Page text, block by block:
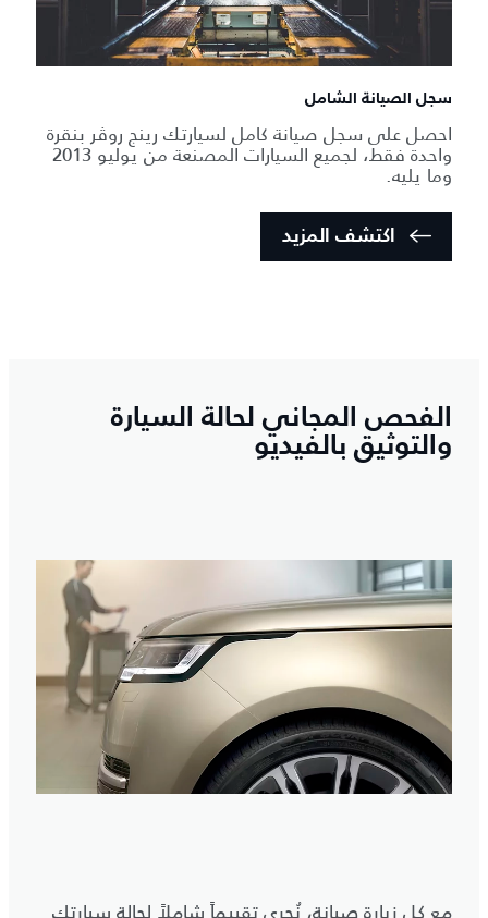
سجل الصيانة الشامل
احصل على سجل صيانة كامل لسيارتك رينج روڤر بنقرة
واحدة فقط، لجميع السيارات المصنعة من يوليو 2013
وما يليه.
اكتشف المزيد
الفحص المجاني لحالة السيارة
والتوثيق بالفيديو